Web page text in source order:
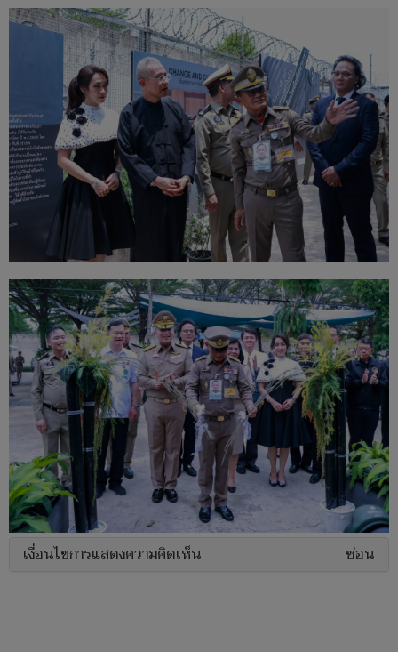
เงื่อนไขการแสดงความคิดเห็น ซ่อน